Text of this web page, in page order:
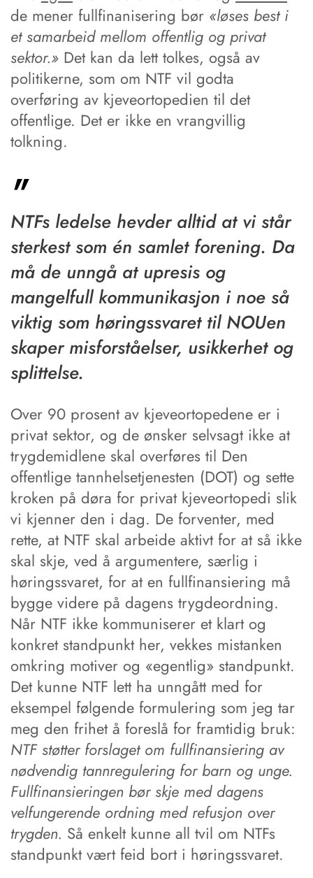
de mener fullfinanisering bør «løses best i
et samarbeid mellom offentlig og privat
sektor.» Det kan da lett tolkes, også av
politikerne, som om NTF vil godta
overføring av kjeveortopedien til det
offentlige. Det er ikke en vrangvillig
tolkning.
NTFs ledelse hevder alltid at vi står
sterkest som én samlet forening. Da
må de unngå at upresis og
mangelfull kommunikasjon i noe så
viktig som høringssvaret til NOUen
skaper misforståelser, usikkerhet og
splittelse.
Over 90 prosent av kjeveortopedene er i
privat sektor, og de ønsker selvsagt ikke at
trygdemidlene skal overføres til Den
offentlige tannhelsetjenesten (DOT) og sette
kroken på døra for privat kjeveortopedi slik
vi kjenner den i dag. De forventer, med
rette, at NTF skal arbeide aktivt for at så ikke
skal skje, ved å argumentere, særlig i
høringssvaret, for at en fullfinansiering må
bygge videre på dagens trygdeordning.
Når NTF ikke kommuniserer et klart og
konkret standpunkt her, vekkes mistanken
omkring motiver og «egentlig» standpunkt.
Det kunne NTF lett ha unngått med for
eksempel følgende formulering som jeg tar
meg den frihet å foreslå for framtidig bruk:
NTF støtter forslaget om fullfinansiering av
nødvendig tannregulering for barn og unge.
Fullfinansieringen bør skje med dagens
velfungerende ordning med refusjon over
trygden. Så enkelt kunne all tvil om NTFs
standpunkt vært feid bort i høringssvaret.